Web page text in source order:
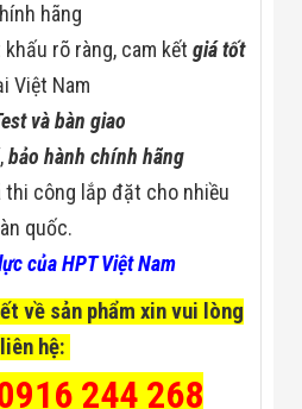
hãng
rõ ràng, cam kếtgiá tốt
Việt Nam
và bàn giao
bảo hành chính hãng
thi công lắp đặt cho nhiều
quốc.
của HPT Việt Nam
về sản phẩm xin vui lòng
liên hệ:
244 268